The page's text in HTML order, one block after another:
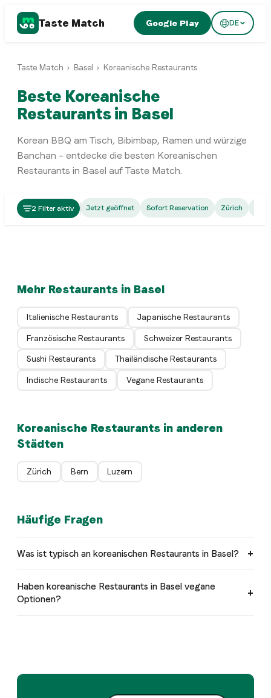
Taste Match Google Play DE
Taste Match › Basel › Koreanische Restaurants
Beste Koreanische
Restaurants in Basel
Korean BBQ am Tisch, Bibimbap, Ramen und würzige
Banchan – entdecke die besten Koreanischen
Restaurants in Basel auf Taste Match.
2 Filter aktiv Jetzt geöffnet Sofort Reservation Zürich
Korean
Restaurant Bori
Korean
Mehr Restaurants in Basel
Italienische Restaurants Japanische Restaurants
Französische Restaurants Schweizer Restaurants
Sushi Restaurants Thailändische Restaurants
Indische Restaurants Vegane Restaurants
Koreanische Restaurants in anderen
Städten
Zürich Bern Luzern
Häufige Fragen
Was ist typisch an koreanischen Restaurants in Basel?
Haben koreanische Restaurants in Basel vegane
Optionen?